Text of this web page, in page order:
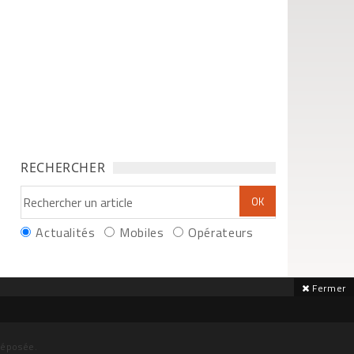
RECHERCHER
Actualités Mobiles Opérateurs
Fermer